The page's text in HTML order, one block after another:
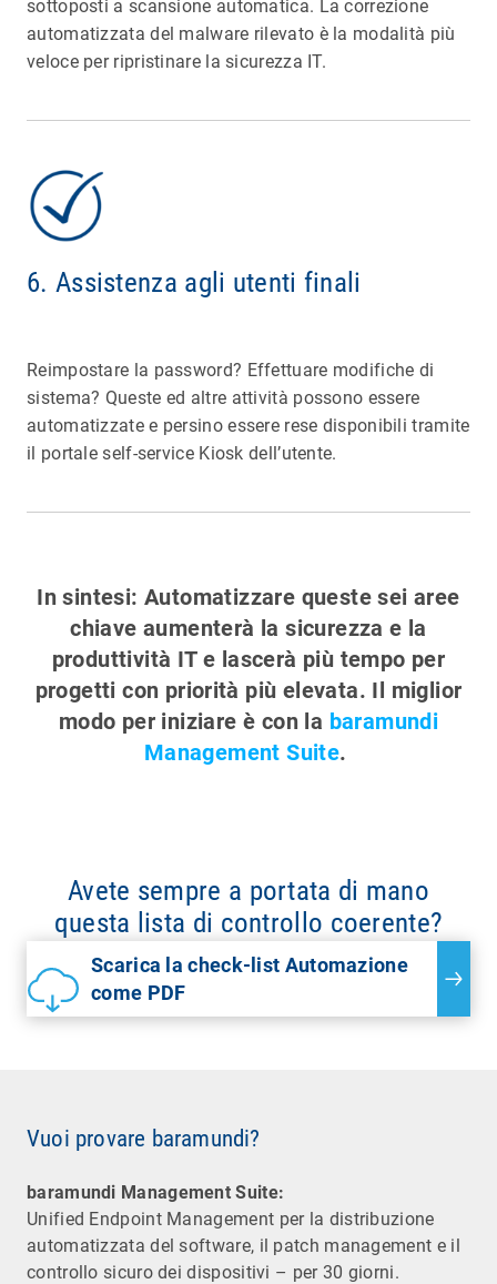
sottoposti a scansione automatica. La correzione
automatizzata del malware rilevato è la modalità più
veloce per ripristinare la sicurezza IT.
6. Assistenza agli utenti finali
Reimpostare la password? Effettuare modifiche di
sistema? Queste ed altre attività possono essere
automatizzate e persino essere rese disponibili tramite
il portale self-service Kiosk dell’utente.
In sintesi: Automatizzare queste sei aree
chiave aumenterà la sicurezza e la
produttività IT e lascerà più tempo per
progetti con priorità più elevata. Il miglior
modo per iniziare è con la baramundi
Management Suite.
Avete sempre a portata di mano
questa lista di controllo coerente?
Scarica la check-list Automazione
come PDF
Vuoi provare baramundi?
baramundi Management Suite:
Unified Endpoint Management per la distribuzione
automatizzata del software, il patch management e il
controllo sicuro dei dispositivi – per 30 giorni.